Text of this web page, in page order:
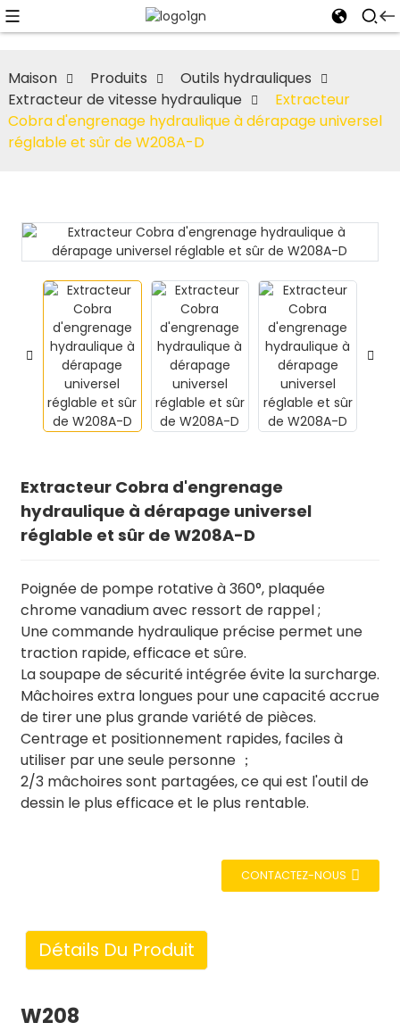
Maison Produits
Outils hydrauliques
Extracteur de vitesse hydraulique
Extracteur
Cobra d'engrenage hydraulique à dérapage universel
réglable et sûr de W208A-D
Extracteur Cobra d'engrenage
hydraulique à dérapage universel
réglable et sûr de W208A-D
Poignée de pompe rotative à 360°, plaquée
chrome vanadium avec ressort de rappel ;
Une commande hydraulique précise permet une
traction rapide, efficace et sûre.
La soupape de sécurité intégrée évite la surcharge.
Mâchoires extra longues pour une capacité accrue
de tirer une plus grande variété de pièces.
Centrage et positionnement rapides, faciles à
utiliser par une seule personne ；
2/3 mâchoires sont partagées, ce qui est l'outil de
dessin le plus efficace et le plus rentable.
CONTACTEZ-NOUS
Détails Du Produit
W208